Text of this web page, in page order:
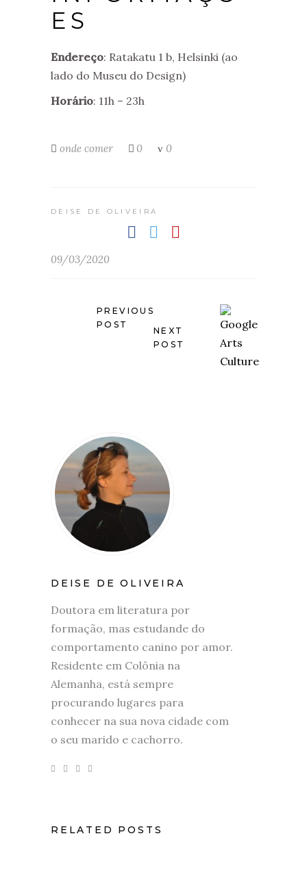
ES
Endereço: Ratakatu 1 b, Helsinki (ao
lado do Museu do Design)
Horário: 11h – 23h
onde comer 0 0
DEISE DE OLIVEIRA
09/03/2020
PREVIOUS
POST
NEXT
POST
DEISE DE OLIVEIRA
Doutora em literatura por
formação, mas estudande do
comportamento canino por amor.
Residente em Colônia na
Alemanha, está sempre
procurando lugares para
conhecer na sua nova cidade com
o seu marido e cachorro.
RELATED POSTS